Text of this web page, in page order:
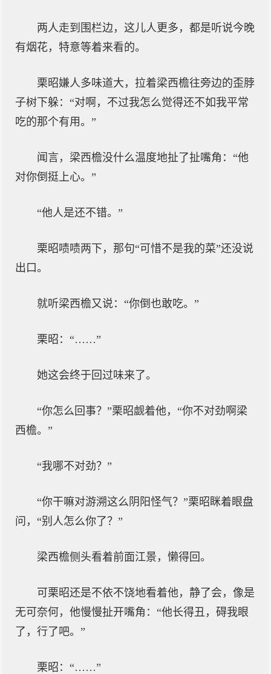
两人走到围栏边，这儿人更多，都是听说今晚
有烟花，特意等着来看的。
栗昭嫌人多味道大，拉着梁西檐往旁边的歪脖
子树下躲：“对啊，不过我怎么觉得还不如我平常
吃的那个有用。”
闻言，梁西檐没什么温度地扯了扯嘴角：“他
对你倒挺上心。”
“他人是还不错。”
栗昭啧啧两下，那句“可惜不是我的菜”还没说
出口。
就听梁西檐又说：“你倒也敢吃。”
栗昭：“……”
她这会终于回过味来了。
“你怎么回事？”栗昭觑着他，“你不对劲啊梁
西檐。”
“我哪不对劲？”
“你干嘛对游溯这么阴阳怪气？”栗昭眯着眼盘
问，“别人怎么你了？”
梁西檐侧头看着前面江景，懒得回。
可栗昭还是不依不饶地看着他，静了会，像是
无可奈何，他慢慢扯开嘴角：“他长得丑，碍我眼
了，行了吧。”
栗昭：“……”